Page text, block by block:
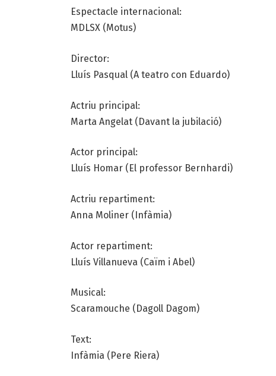
Espectacle internacional:
MDLSX (Motus)
Director:
Lluís Pasqual (A teatro con Eduardo)
Actriu principal:
Marta Angelat (Davant la jubilació)
Actor principal:
Lluís Homar (El professor Bernhardi)
Actriu repartiment:
Anna Moliner (Infàmia)
Actor repartiment:
Lluís Villanueva (Caïm i Abel)
Musical:
Scaramouche (Dagoll Dagom)
Text:
Infàmia (Pere Riera)